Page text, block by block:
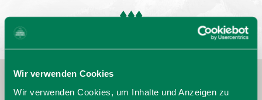
Wir verwenden Cookies
Wir verwenden Cookies, um Inhalte und Anzeigen zu